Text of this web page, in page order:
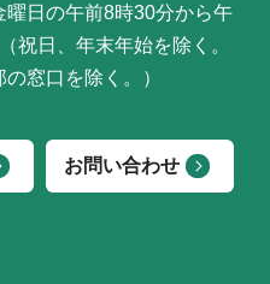
曜日の午前8時30分から午
祝日、年末年始を除く。
の窓口を除く。）
お問い合わせ